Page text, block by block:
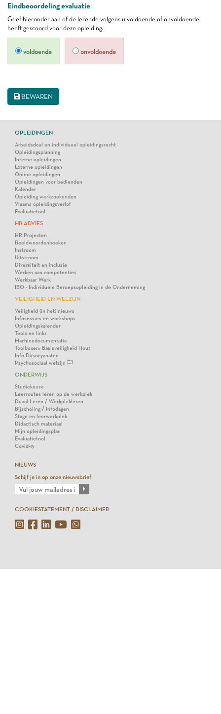
Eindbeoordeling evaluatie
Geef hieronder aan of de lerende volgens u voldoende of onvoldoende
heeft gescoord voor deze opleiding.
voldoende onvoldoende
BEWAREN
OPLEIDINGEN
Arbeidsdeal en individueel opleidingsrecht
Opleidingsplanning
Interne opleidingen
Externe opleidingen
Online opleidingen
Opleidingen voor bedienden
Kalender
Opleiding werkzoekenden
Vlaams opleidingsverlof
Evaluatietool
HR ADVIES
HR Projecten
Beeldwoordenboeken
Instroom
Uitstroom
Diversiteit en inclusie
Werken aan competenties
Werkbaar Werk
IBO - Individuele Beroepsopleiding in de Onderneming
VEILIGHEID EN WELZIJN
Veiligheid (in het) nieuws
Infosessies en workshops
Opleidingskalender
Tools en links
Machinedocumentatie
Toolboxen: Basisveiligheid Hout
Info Diisocyanaten
Psychosociaal welzijn
ONDERWIJS
Studiekeuze
Leerroutes leren op de werkplek
Duaal Leren / Werkplekleren
Bijscholing / Infodagen
Stage en leerwerkplek
Didactisch materiaal
Mijn opleidingsplan
Evaluatietool
Covid-19
NIEUWS
Schijf je in op onze nieuwsbrief
COOKIESTATEMENT / DISCLAIMER